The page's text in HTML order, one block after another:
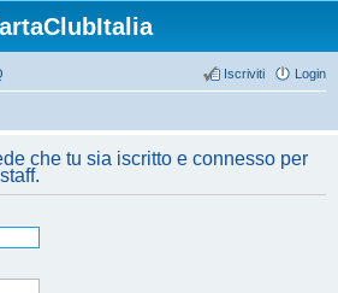
Login
Iscriviti
che tu sia iscritto e connesso per